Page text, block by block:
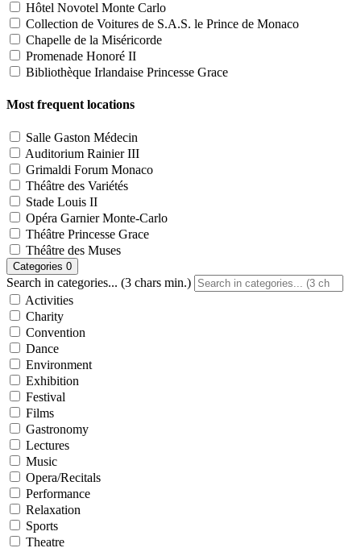
Hôtel Novotel Monte Carlo
Collection de Voitures de S.A.S. le Prince de Monaco
Chapelle de la Miséricorde
Promenade Honoré II
Bibliothèque Irlandaise Princesse Grace
Most frequent locations
Salle Gaston Médecin
Auditorium Rainier III
Grimaldi Forum Monaco
Théâtre des Variétés
Stade Louis II
Opéra Garnier Monte-Carlo
Théâtre Princesse Grace
Théâtre des Muses
Categories 0
Search in categories... (3 chars min.)
Activities
Charity
Convention
Dance
Environment
Exhibition
Festival
Films
Gastronomy
Lectures
Music
Opera/Recitals
Performance
Relaxation
Sports
Theatre